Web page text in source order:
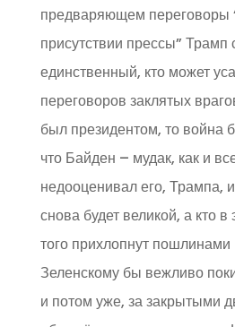
предваряющем переговоры
присутствии прессы” Трамп
единственный, кто может
переговоров заклятых
был президентом, то война
что Байден – мудак, как и
недооценивал его, Трампа,
снова будет великой, а кто
того прихлопнут
Зеленскому бы вежливо
и потом уже, за закрытыми